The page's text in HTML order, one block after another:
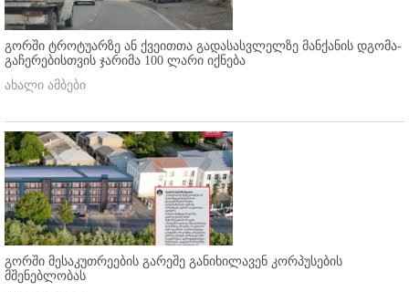
გორში ტროტუარზე ან ქვეითთა გადასასვლელზე მანქანის დგომა-
გაჩერებისთვის ჯარიმა 100 ლარი იქნება
ახალი ამბები
გორში მესაკუთრეების გარეშე განიხილავენ კორპუსების
მშენებლობას